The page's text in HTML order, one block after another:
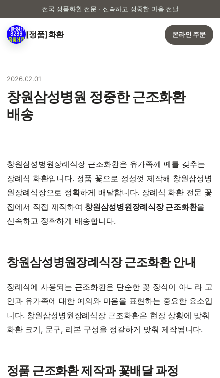
전국 정품화환 전문 · 신속하고 정중한 마음 전달
[정품]화환 온라인 주문
2026.02.01
창원삼성병원 정중한 근조화환
배송
창원삼성병원장례식장 근조화환은 유가족께 예를 갖추는
장례식 화환입니다. 정품 꽃으로 정성껏 제작해 창원삼성병
원장례식장으로 정확하게 배달합니다. 장례식 화환 전문 꽃
집에서 직접 제작하여 창원삼성병원장례식장 근조화환을
신속하고 정확하게 배송합니다.
창원삼성병원장례식장 근조화환 안내
장례식에 사용되는 근조화환은 단순한 꽃 장식이 아니라 고
인과 유가족에 대한 예의와 마음을 표현하는 중요한 요소입
니다. 창원삼성병원장례식장 근조화환은 현장 상황에 맞춰
화환 크기, 문구, 리본 구성을 정갈하게 맞춰 제작됩니다.
정품 근조화환 제작과 꽃배달 과정